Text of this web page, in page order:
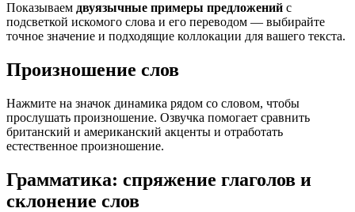
Показываем двуязычные примеры предложений с
подсветкой искомого слова и его переводом — выбирайте
точное значение и подходящие коллокации для вашего текста.
Произношение слов
Нажмите на значок динамика рядом со словом, чтобы
прослушать произношение. Озвучка помогает сравнить
британский и американский акценты и отработать
естественное произношение.
Грамматика: спряжение глаголов и
склонение слов